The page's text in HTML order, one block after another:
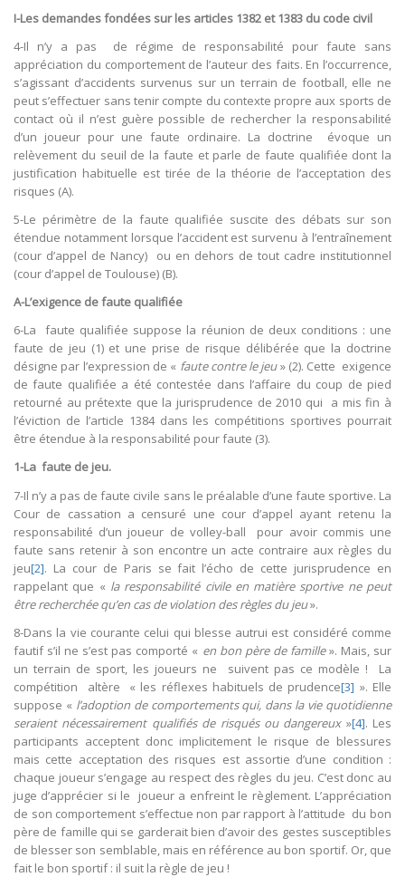
I-Les demandes fondées sur les articles 1382 et 1383 du code civil
4-Il n’y a pas de régime de responsabilité pour faute sans
appréciation du comportement de l’auteur des faits. En l’occurrence,
s’agissant d’accidents survenus sur un terrain de football, elle ne
peut s’effectuer sans tenir compte du contexte propre aux sports de
contact où il n’est guère possible de rechercher la responsabilité
d’un joueur pour une faute ordinaire. La doctrine évoque un
relèvement du seuil de la faute et parle de faute qualifiée dont la
justification habituelle est tirée de la théorie de l’acceptation des
risques (A).
5-Le périmètre de la faute qualifiée suscite des débats sur son
étendue notamment lorsque l’accident est survenu à l’entraînement
(cour d’appel de Nancy) ou en dehors de tout cadre institutionnel
(cour d’appel de Toulouse) (B).
A-L’exigence de faute qualifiée
6-La faute qualifiée suppose la réunion de deux conditions : une
faute de jeu (1) et une prise de risque délibérée que la doctrine
désigne par l’expression de « faute contre le jeu» (2). Cette exigence
de faute qualifiée a été contestée dans l’affaire du coup de pied
retourné au prétexte que la jurisprudence de 2010 qui a mis fin à
l’éviction de l’article 1384 dans les compétitions sportives pourrait
être étendue à la responsabilité pour faute (3).
1-La faute de jeu.
7-Il n’y a pas de faute civile sans le préalable d’une faute sportive. La
Cour de cassation a censuré une cour d’appel ayant retenu la
responsabilité d’un joueur de volley-ball pour avoir commis une
faute sans retenir à son encontre un acte contraire aux règles du
jeu[2]. La cour de Paris se fait l’écho de cette jurisprudence en
rappelant que « la responsabilité civile en matière sportive ne peut
être recherchée qu’en cas de violation des règles du jeu».
8-Dans la vie courante celui qui blesse autrui est considéré comme
fautif s’il ne s’est pas comporté « en bon père de famille». Mais, sur
un terrain de sport, les joueurs ne suivent pas ce modèle ! La
compétition altère « les réflexes habituels de prudence[3] ». Elle
suppose « l’adoption de comportements qui, dans la vie quotidienne
seraient nécessairement qualifiés de risqués ou dangereux »[4]. Les
participants acceptent donc implicitement le risque de blessures
mais cette acceptation des risques est assortie d’une condition :
chaque joueur s’engage au respect des règles du jeu. C’est donc au
juge d’apprécier si le joueur a enfreint le règlement. L’appréciation
de son comportement s’effectue non par rapport à l’attitude du bon
père de famille qui se garderait bien d’avoir des gestes susceptibles
de blesser son semblable, mais en référence au bon sportif. Or, que
fait le bon sportif : il suit la règle de jeu !